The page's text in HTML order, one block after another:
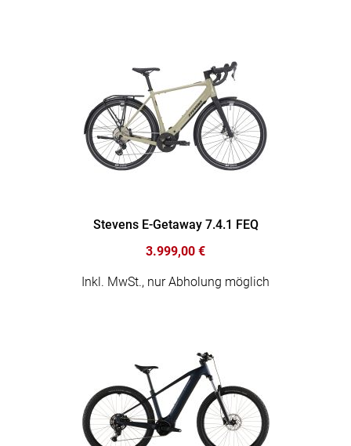
Stevens E-Getaway 7.4.1 FEQ
3.999,00 €
Inkl. MwSt., nur Abholung möglich